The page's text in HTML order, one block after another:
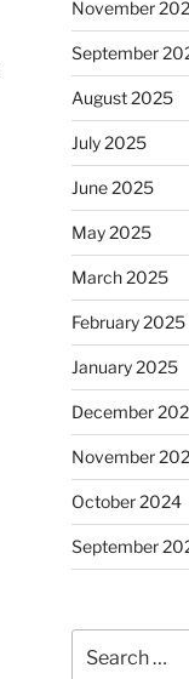
November
September
August 2025
July 2025
June 2025
May 2025
March 2025
February 2025
January 2025
December
November
October 2024
September
for: